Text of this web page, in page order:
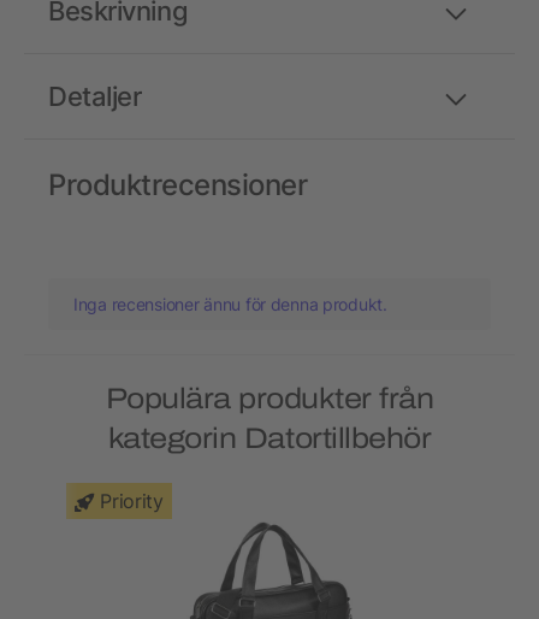
Detaljer
Beskrivning
Produktrecensioner
Inga recensioner ännu för denna produkt.
Populära produkter från
kategorin Datortillbehör
Priority